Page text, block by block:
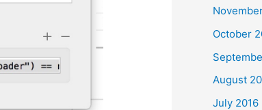
October
August
July 2016